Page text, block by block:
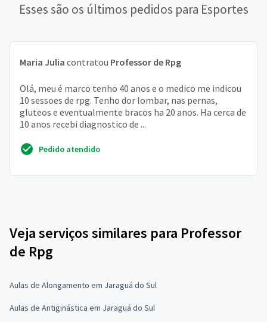
Esses são os últimos pedidos para Esportes
Maria Julia contratou Professor de Rpg
Olá, meu é marco tenho 40 anos e o medico me indicou
10 sessoes de rpg. Tenho dor lombar, nas pernas,
gluteos e eventualmente bracos ha 20 anos. Ha cerca de
10 anos recebi diagnostico de ...
Pedido atendido
Veja serviços similares para Professor
de Rpg
Aulas de Alongamento em Jaraguá do Sul
Aulas de Antiginástica em Jaraguá do Sul